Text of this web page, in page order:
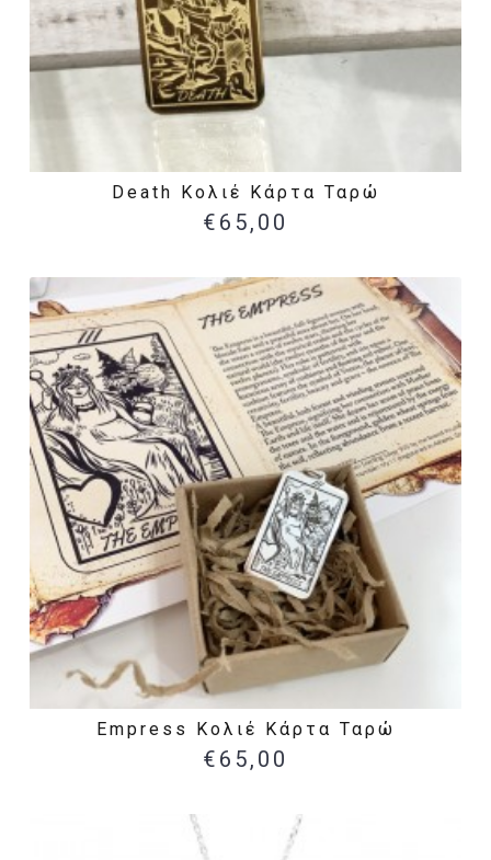
Death Κολιέ Κάρτα Ταρώ
€65,00
Empress Κολιέ Κάρτα Ταρώ
€65,00